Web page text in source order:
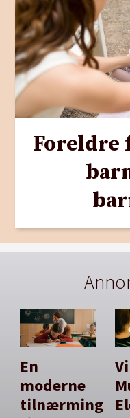
Foreldre
En
moderne
tilnærming